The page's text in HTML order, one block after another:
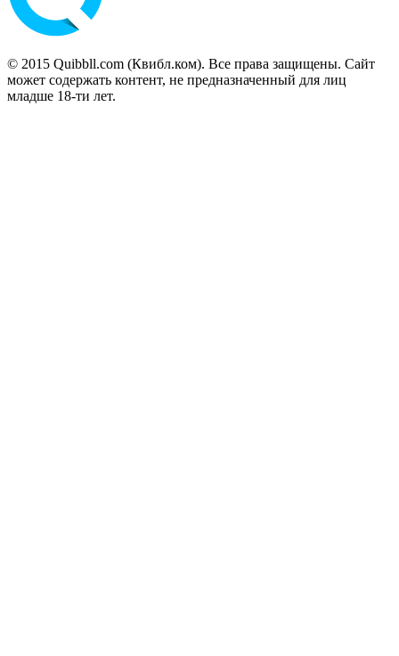
© 2015 Quibbll.com (Квибл.ком). Все права защищены. Сайт
может содержать контент, не предназначенный для лиц
младше 18-ти лет.